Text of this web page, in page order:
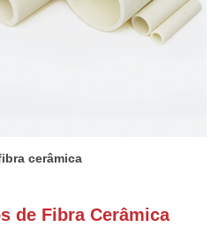
cerâmica
de Fibra Cerâmica